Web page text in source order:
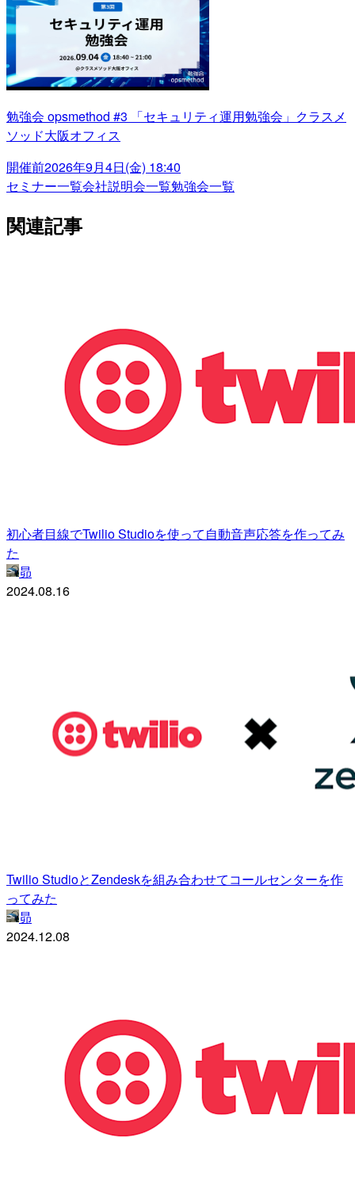
勉強会 opsmethod #3 「セキュリティ運用勉強会」クラスメ
ソッド大阪オフィス
開催前2026年9月4日(金) 18:40
セミナー一覧会社説明会一覧勉強会一覧
関連記事
初心者目線でTwilio Studioを使って自動音声応答を作ってみ
た
昴
2024.08.16
Twilio StudioとZendeskを組み合わせてコールセンターを作
ってみた
昴
2024.12.08